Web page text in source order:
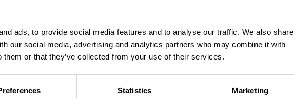
ads, to provide social media features and to analyse our traffic. We also share
our social media, advertising and analytics partners who may combine it with
them or that they’ve collected from your use of their services.
Statistics Marketing